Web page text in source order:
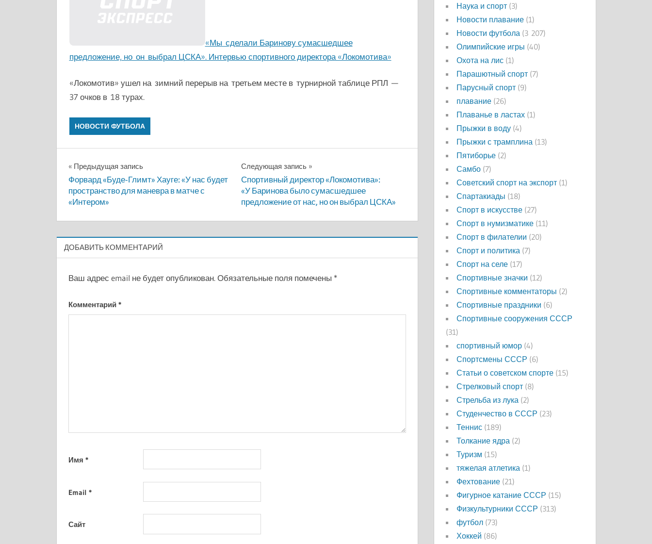
«Мы сделали Баринову сумасшедшее
предложение, но он выбрал ЦСКА». Интервью спортивного директора «Локомотива»
«Локомотив» ушел на зимний перерыв на третьем месте в турнирной таблице РПЛ —
37 очков в 18 турах.
НОВОСТИ ФУТБОЛА
Навигация
по
записям
Предыдущая запись
Форвард «Буде-Глимт» Хауге: «У нас будет
пространство для маневра в матче с
«Интером»
Следующая запись
Спортивный директор «Локомотива»:
«У Баринова было сумасшедшее
предложение от нас, но он выбрал ЦСКА»
ДОБАВИТЬ КОММЕНТАРИЙ
Ваш адрес email не будет опубликован.Обязательные поля помечены *
Комментарий *
Имя *
Email *
Сайт
Наука и спорт (3)
Новости плавание (1)
Новости футбола (3 207)
Олимпийские игры (40)
Охота на лис (1)
Парашютный спорт (7)
Парусный спорт (9)
плавание (26)
Плаванье в ластах (1)
Прыжки в воду (4)
Прыжки с трамплина (13)
Пятиборье (2)
Самбо (7)
Советский спорт на экспорт (1)
Спартакиады (18)
Спорт в искусстве (27)
Спорт в нумизматике (11)
Спорт в филателии (20)
Спорт и политика (7)
Спорт на селе (17)
Спортивные значки (12)
Спортивные комментаторы (2)
Спортивные праздники (6)
Спортивные сооружения СССР
(31)
спортивный юмор (4)
Спортсмены СССР (6)
Статьи о советском спорте (15)
Стрелковый спорт (8)
Стрельба из лука (2)
Студенчество в СССР (23)
Теннис (189)
Толкание ядра (2)
Туризм (15)
тяжелая атлетика (1)
Фехтование (21)
Фигурное катание СССР (15)
Физкультурники СССР (313)
футбол (73)
Хоккей (86)